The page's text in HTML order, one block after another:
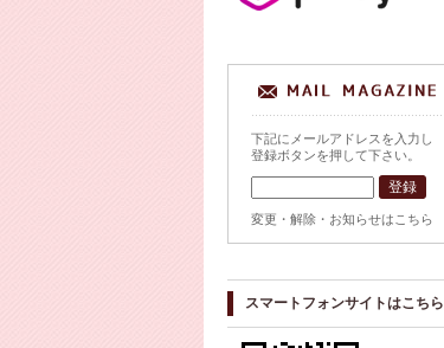
下記にメールアドレスを入力し
登録ボタンを押して下さい。
変更・解除・お知らせはこちら
スマートフォンサイトはこちら